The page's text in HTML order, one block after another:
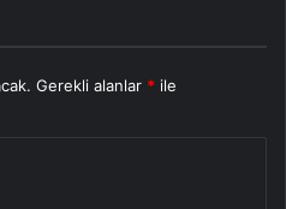
Gerekli alanlar * ile